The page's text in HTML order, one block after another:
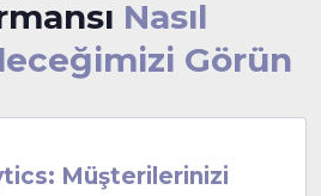
Nasıl
Görün
Müşterilerinizi